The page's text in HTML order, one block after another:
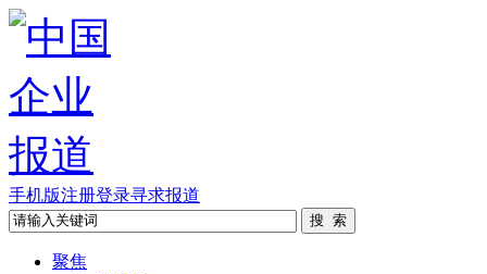
手机版注册登录寻求报道
聚焦